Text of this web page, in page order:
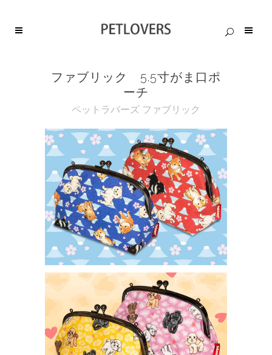
ファブリック 5.5寸がま口ポ
ーチ
ペットラバーズ ファブリック